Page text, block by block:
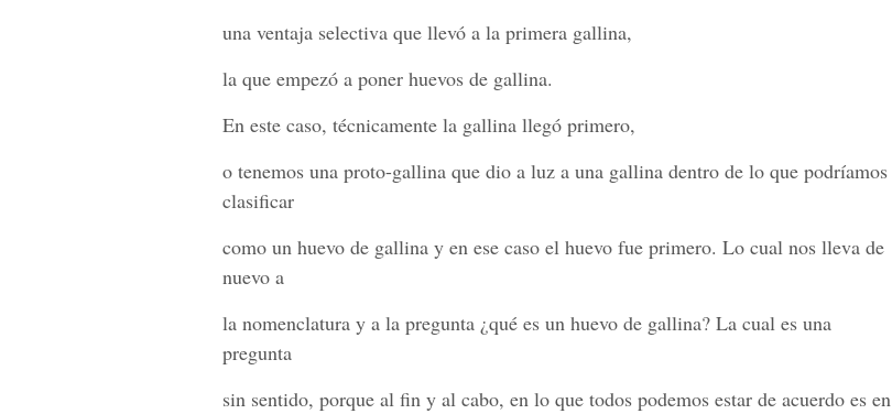
una ventaja selectiva que llevó a la primera gallina,
la que empezó a poner huevos de gallina.
En este caso, técnicamente la gallina llegó primero,
o tenemos una proto-gallina que dio a luz a una gallina dentro de lo que podríamos
clasificar
como un huevo de gallina y en ese caso el huevo fue primero. Lo cual nos lleva de
nuevo a
la nomenclatura y a la pregunta ¿qué es un huevo de gallina? La cual es una
pregunta
sin sentido, porque al fin y al cabo, en lo que todos podemos estar de acuerdo es en